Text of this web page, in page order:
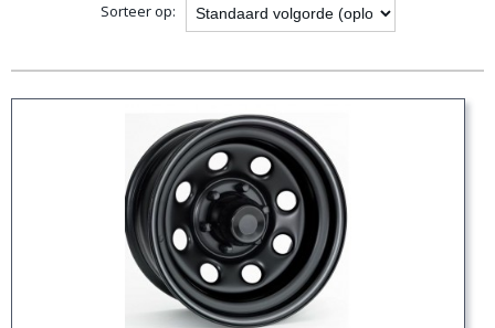
Sorteer op: